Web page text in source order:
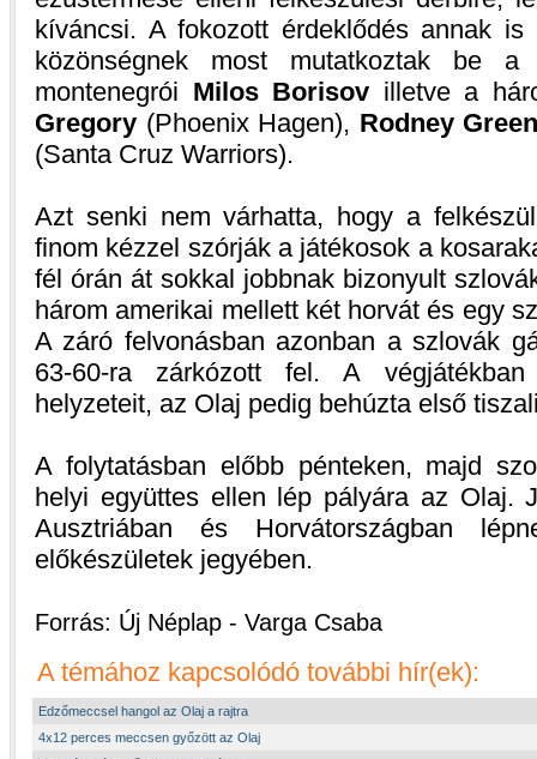
kíváncsi. A fokozott érdeklődés annak
közönségnek most mutatkoztak be
montenegrói Milos Borisov illetve a
Gregory (Phoenix Hagen), Rodney
(Santa Cruz Warriors).
Azt senki nem várhatta, hogy a
finom kézzel szórják a játékosok a
fél órán át sokkal jobbnak bizonyult
három amerikai mellett két horvát és egy
A záró felvonásban azonban a szlovák
63-60-ra zárkózott fel. A
helyzeteit, az Olaj pedig behúzta első
A folytatásban előbb pénteken, majd
helyi együttes ellen lép pályára az Olaj.
Ausztriában és Horvátországban
előkészületek jegyében.
Forrás: Új Néplap - Varga Csaba
A témához kapcsolódó további hír(ek):
Edzőmeccsel hangol az Olaj a rajtra
4x12 perces meccsen győzött az Olaj